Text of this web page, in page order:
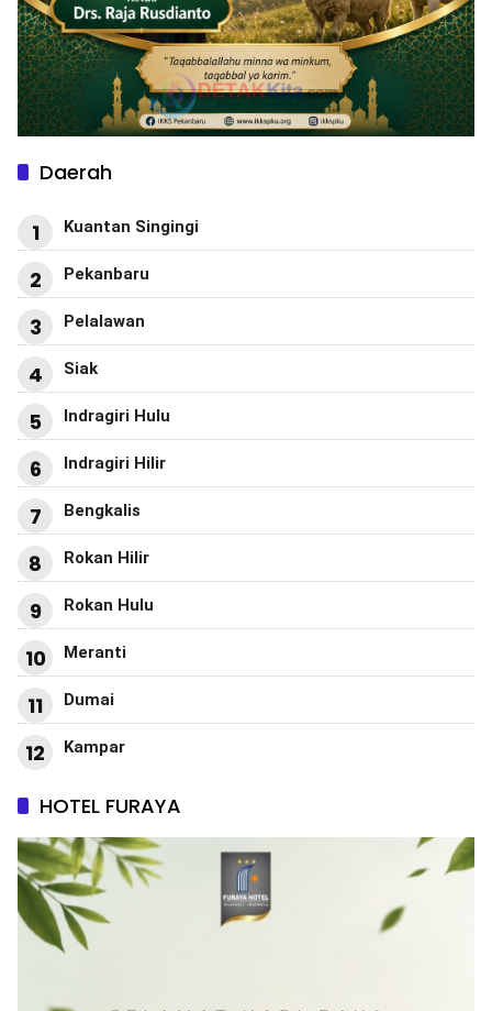
Daerah
1 Kuantan Singingi
2 Pekanbaru
3 Pelalawan
4 Siak
5 Indragiri Hulu
6 Indragiri Hilir
7 Bengkalis
8 Rokan Hilir
9 Rokan Hulu
10 Meranti
11 Dumai
12 Kampar
HOTEL FURAYA